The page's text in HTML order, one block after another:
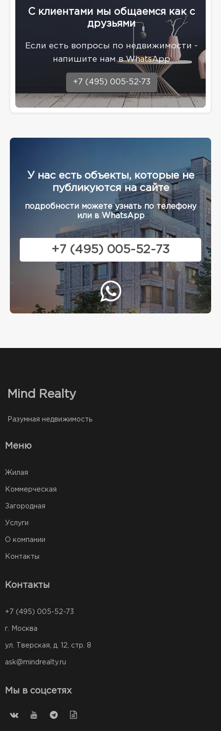
С клиентами мы общаемся как с
друзьями
Eсли есть вопросы по недвижимости -
напишите нам в WhatsApp
+7 (495) 005-52-73
У нас есть объекты, которые не
публикуются на сайте
подробности можете узнать по телефону
или в WhatsApp
+7 (495) 005-52-73
Mind Realty
Разумная недвижимость
Меню
Жилая
Коммерческая
Загородная
Услуги
О компании
Контакты
Контакты
+7 (495) 005-52-73
г. Москва
ул. Тверская, д. 12, стр. 8
ask@mindrealty.ru
Мы в соцсетях